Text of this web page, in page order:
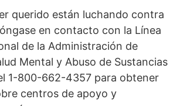
querido están luchando contra
en contacto con la Línea
de la Administración de
Mental y Abuso de Sustancias
1-800-662-4357 para obtener
centros de apoyo y